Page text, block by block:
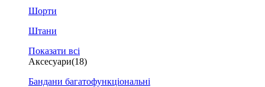
Шорти
Штани
Показати всі
Аксесуари(18)
Бандани багатофункціональні